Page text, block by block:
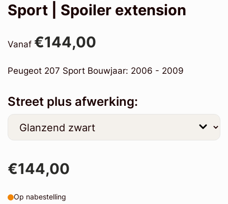
Sport | Spoiler extension
Vanaf €144,00
Peugeot 207 Sport Bouwjaar: 2006 - 2009
Street plus afwerking:
€144,00
Op nabestelling